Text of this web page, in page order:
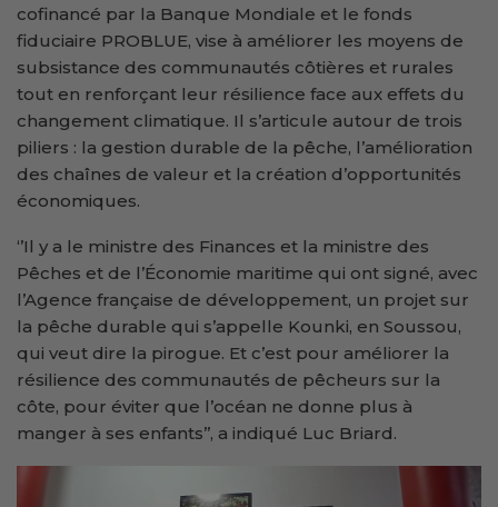
cofinancé par la Banque Mondiale et le fonds
fiduciaire PROBLUE, vise à améliorer les moyens de
subsistance des communautés côtières et rurales
tout en renforçant leur résilience face aux effets du
changement climatique. Il s’articule autour de trois
piliers : la gestion durable de la pêche, l’amélioration
des chaînes de valeur et la création d’opportunités
économiques.
‘’Il y a le ministre des Finances et la ministre des
Pêches et de l’Économie maritime qui ont signé, avec
l’Agence française de développement, un projet sur
la pêche durable qui s’appelle Kounki, en Soussou,
qui veut dire la pirogue. Et c’est pour améliorer la
résilience des communautés de pêcheurs sur la
côte, pour éviter que l’océan ne donne plus à
manger à ses enfants’’, a indiqué Luc Briard.